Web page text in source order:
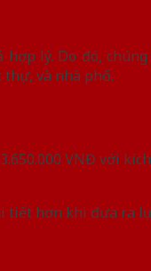
lý. Do đó,
và nhà phố.
VNĐ với
tiết hơn khi đưa ra